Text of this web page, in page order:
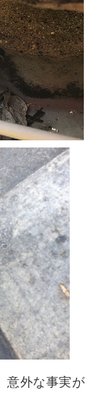
意外な事実が